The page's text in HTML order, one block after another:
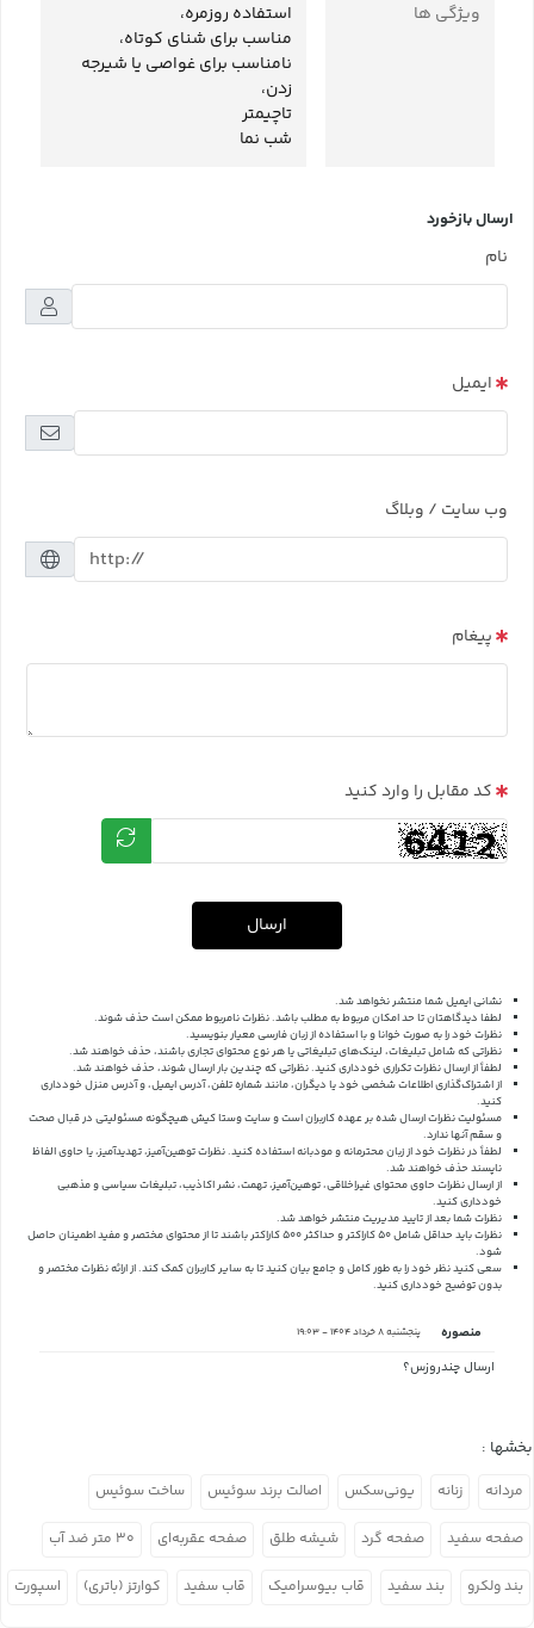
ویژگی ها
استفاده روزمره،
مناسب برای شنای کوتاه،
نامناسب برای غواصی یا شیرجه
زدن،
تاچیمتر
شب نما
ارسال بازخورد
نام
ایمیل
وب سایت / وبلاگ
پیغام
کد مقابل را وارد کنید
ارسال
نشانی ایمیل شما منتشر نخواهد شد.
لطفا دیدگاهتان تا حد امکان مربوط به مطلب باشد. نظرات نامربوط ممکن است حذف شوند.
نظرات خود را به صورت خوانا و با استفاده از زبان فارسی معیار بنویسید.
نظراتی که شامل تبلیغات، لینک‌های تبلیغاتی یا هر نوع محتوای تجاری باشند، حذف خواهند شد.
لطفاً از ارسال نظرات تکراری خودداری کنید. نظراتی که چندین بار ارسال شوند، حذف خواهند شد.
از اشتراک‌گذاری اطلاعات شخصی خود یا دیگران، مانند شماره تلفن، آدرس ایمیل، و آدرس منزل خودداری
کنید.
مسئولیت نظرات ارسال شده بر عهده کاربران است و سایت وستا کیش هیچگونه مسئولیتی در قبال صحت
و سقم آنها ندارد.
لطفاً در نظرات خود از زبان محترمانه و مودبانه استفاده کنید. نظرات توهین‌آمیز، تهدیدآمیز، یا حاوی الفاظ
ناپسند حذف خواهند شد.
از ارسال نظرات حاوی محتوای غیراخلاقی، توهین‌آمیز، تهمت، نشر اکاذیب، تبلیغات سیاسی و مذهبی
خودداری کنید.
نظرات شما بعد از تایید مدیریت منتشر خواهد شد.
نظرات باید حداقل شامل 50 کاراکتر و حداکثر 500 کاراکتر باشند تا از محتوای مختصر و مفید اطمینان حاصل
شود.
سعی کنید نظر خود را به طور کامل و جامع بیان کنید تا به سایر کاربران کمک کند.از ارائه نظرات مختصر و
بدون توضیح خودداری کنید.
منصوره پنجشنبه 8 خرداد 1404 - 19:03
ارسال چندروزس؟
بخشها :
مردانه زنانه یونی‌سکس اصالت برند سوئیس ساخت سوئیس
صفحه سفید صفحه گرد شیشه طلق صفحه عقربه‌ای ۳۰ متر ضد آب
بند ولکرو بند سفید قاب بیوسرامیک قاب سفید کوارتز (باتری) اسپورت